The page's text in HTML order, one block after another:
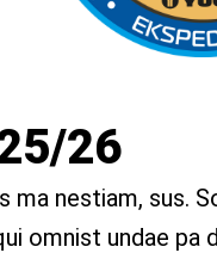
26
ma nestiam, sus.
omnist undae pa